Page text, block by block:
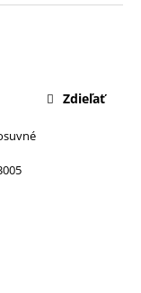
Zdieľať